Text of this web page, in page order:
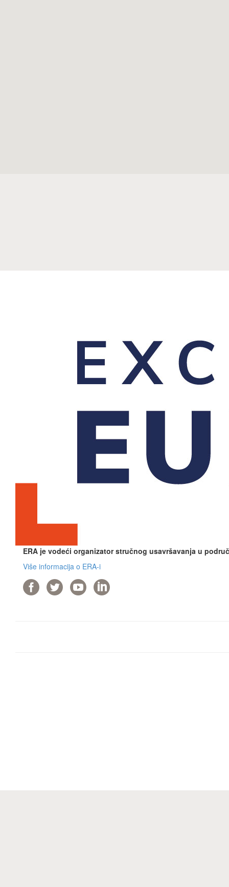
ERA je vodeći organizator stručnog usavršavanja u
Više informacija o ERA-i